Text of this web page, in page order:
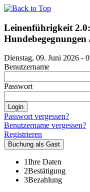
Leinenführigkeit
Dienstag, 09. Juni 2026 -
Benutzername
Passwort
Login
Passwort vergessen?
Benutzername vergessen?
Registrieren
Buchung als Gast
1Ihre Daten
2Bestätigung
3Bezahlung